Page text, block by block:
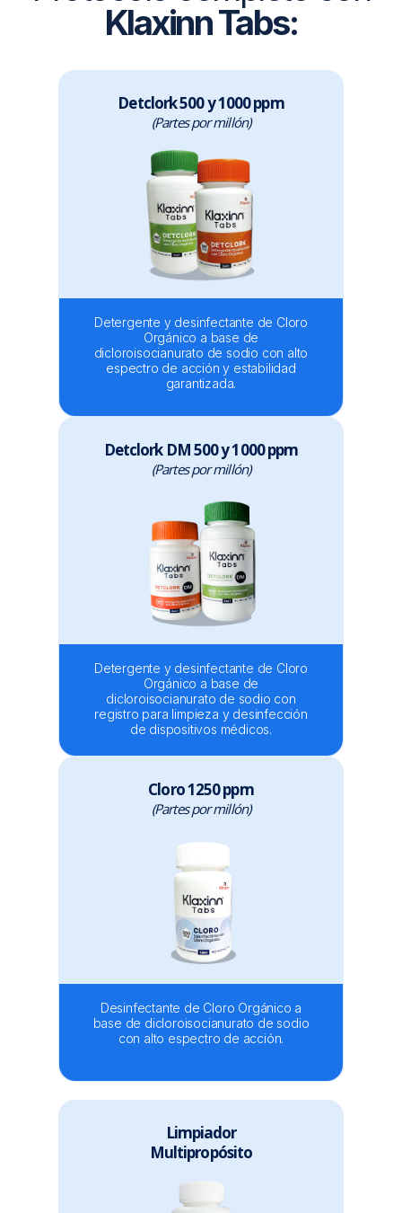
Klaxinn Tabs:
Detclork 500 y 1000 ppm
(Partes por millón)
Detergente y desinfectante de Cloro
Orgánico a base de
dicloroisocianurato de sodio con alto
espectro de acción y estabilidad
garantizada.
Detclork DM 500 y 1000 ppm
(Partes por millón)
Detergente y desinfectante de Cloro
Orgánico a base de
dicloroisocianurato de sodio con
registro para limpieza y desinfección
de dispositivos médicos.
Cloro 1250 ppm
(Partes por millón)
Desinfectante de Cloro Orgánico a
base de dicloroisocianurato de sodio
con alto espectro de acción.
Limpiador
Multipropósito